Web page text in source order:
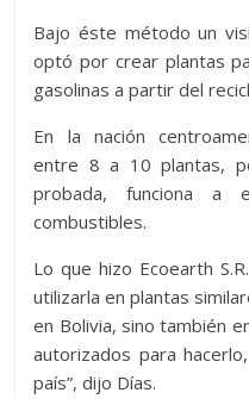
Bajo éste método un
optó por crear plantas
gasolinas a partir del
En la nación
entre 8 a 10 plantas,
probada, funciona a
combustibles.
Lo que hizo Ecoearth
utilizarla en plantas
en Bolivia, sino también
autorizados para
país”, dijo Días.